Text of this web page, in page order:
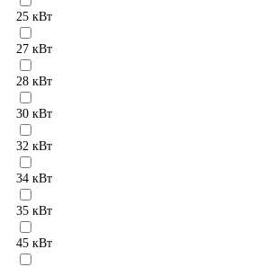
25 кВт
27 кВт
28 кВт
30 кВт
32 кВт
34 кВт
35 кВт
45 кВт